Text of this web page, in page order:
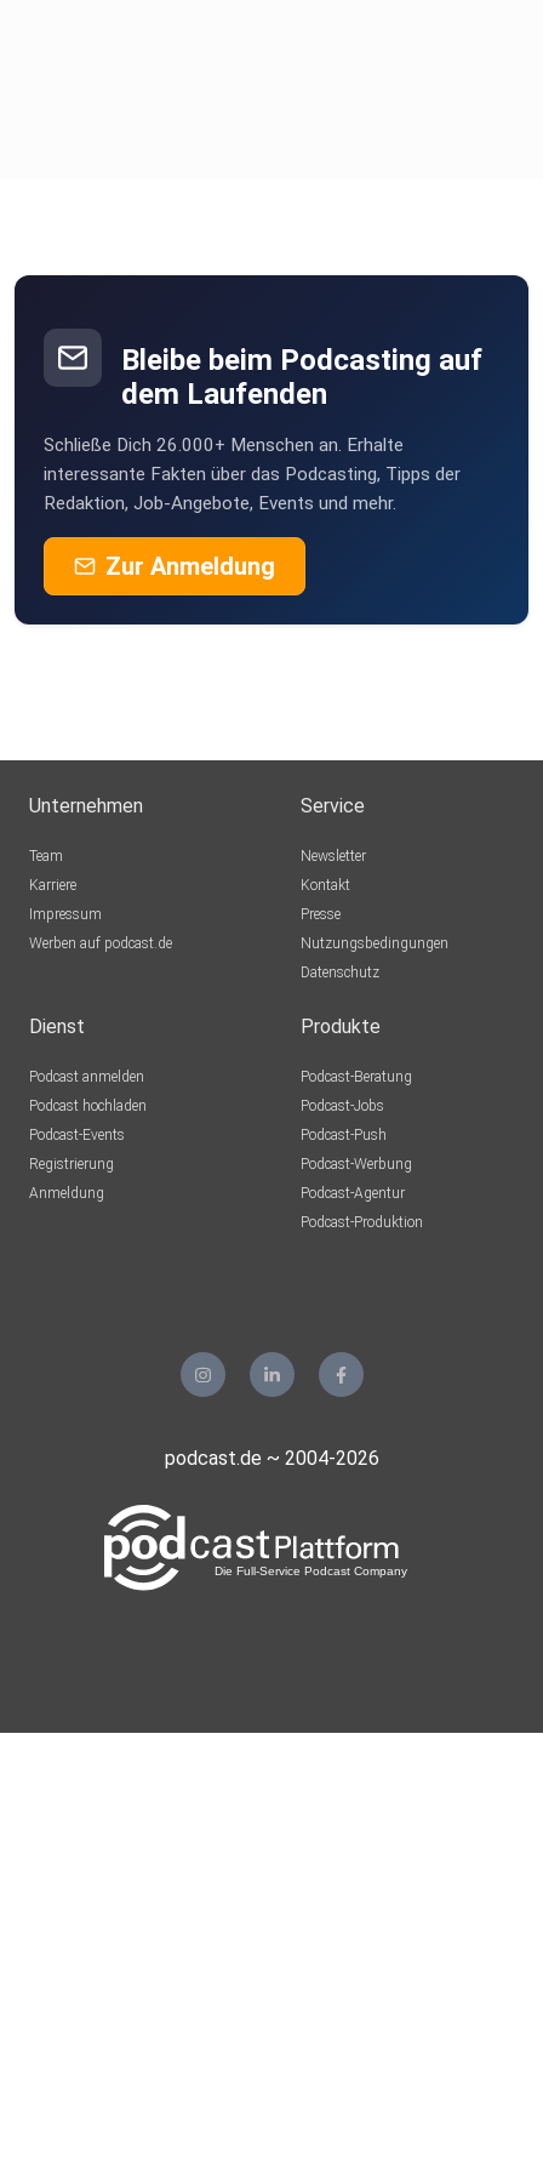
Reinhören lohnt sich!
Lerne in einem persönlichen Gespräch mit Johannes,
welches enorme
Potenzial in deinem Unternehmen steckt! Entdecke, wie du
durch
unsere Prozessoptimierung und effektive
https://johannesgronover.de/
Du findest mich auch in Social Media
LinkedIn: https://de.linkedin.com/in/johannes-gronover
Facebook: https://www.facebook.com/JohannesGronover/
Bleibe beim Podcasting auf
dem Laufenden
Schließe Dich 26.000+ Menschen an. Erhalte
interessante Fakten über das Podcasting, Tipps der
Redaktion, Job-Angebote, Events und mehr.
Zur Anmeldung
Unternehmen
Team
Karriere
Impressum
Werben auf podcast.de
Service
Newsletter
Kontakt
Presse
Nutzungsbedingungen
Datenschutz
Dienst
Podcast anmelden
Podcast hochladen
Podcast-Events
Registrierung
Anmeldung
Produkte
Podcast-Beratung
Podcast-Jobs
Podcast-Push
Podcast-Werbung
Podcast-Agentur
Podcast-Produktion
podcast.de ~ 2004-2026